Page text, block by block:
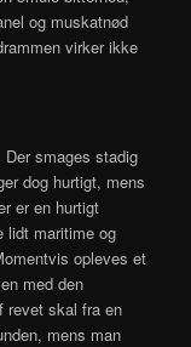
og muskatnød
virker ikke
Der smages stadig
dog hurtigt, mens
er en hurtigt
lidt maritime og
opleves et
med den
revet skal fra en
mens man